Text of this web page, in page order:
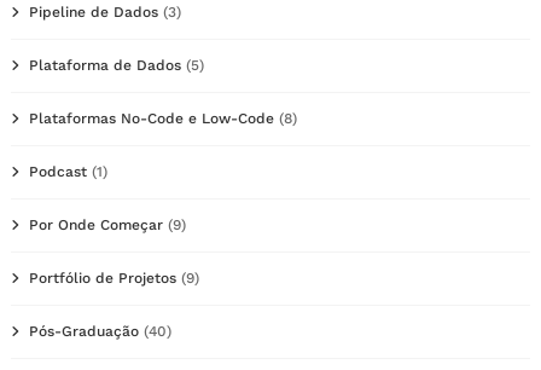
Pipeline de Dados (3)
Plataforma de Dados (5)
Plataformas No-Code e Low-Code (8)
Podcast (1)
Por Onde Começar (9)
Portfólio de Projetos (9)
Pós-Graduação (40)